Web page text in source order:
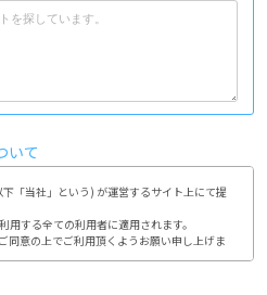
いて
「当社」という) が運営するサイト上にて提
する全ての利用者に適用されます。
同意の上でご利用頂くようお願い申し上げま